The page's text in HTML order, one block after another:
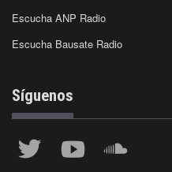
Escucha ANP Radio
Escucha Bausate Radio
Síguenos